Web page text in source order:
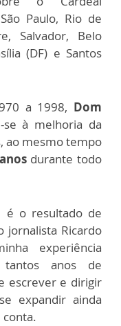
Paulo, Rio de
Salvador, Belo
(DF) e Santos
a 1998, Dom
à melhoria da
ao mesmo tempo
durante todo
é o resultado de
jornalista Ricardo
experiência
tantos anos de
escrever e dirigir
expandir ainda
conta.